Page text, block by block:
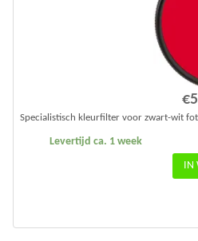
€
Levertijd ca. 1 week
Specialistisch kleurfilter voor zwart-wit